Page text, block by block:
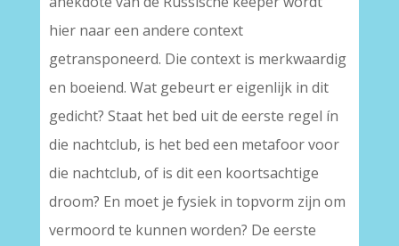
hier naar een andere context
getransponeerd. Die context is merkwaardig
en boeiend. Wat gebeurt er eigenlijk in dit
gedicht? Staat het bed uit de eerste regel ín
die nachtclub, is het bed een metafoor voor
die nachtclub, of is dit een koortsachtige
droom? En moet je fysiek in topvorm zijn om
vermoord te kunnen worden? De eerste